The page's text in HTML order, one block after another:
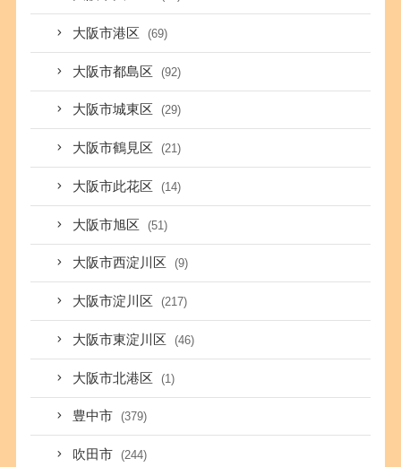
大阪市港区 (69)
大阪市都島区 (92)
大阪市城東区 (29)
大阪市鶴見区 (21)
大阪市此花区 (14)
大阪市旭区 (51)
大阪市西淀川区 (9)
大阪市淀川区 (217)
大阪市東淀川区 (46)
大阪市北港区 (1)
豊中市 (379)
吹田市 (244)